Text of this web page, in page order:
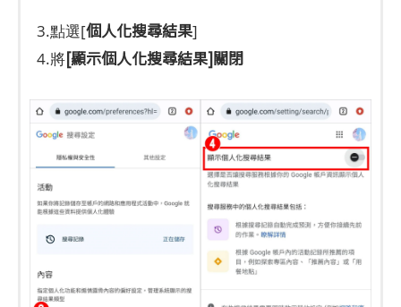
3.點選[個人化搜尋結果]
4.將[顯示個人化搜尋結果]關閉